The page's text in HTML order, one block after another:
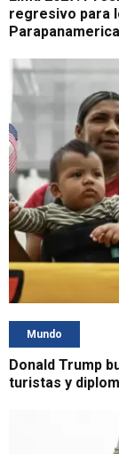
regresivo para
Mundo
Donald Trump
turistas y